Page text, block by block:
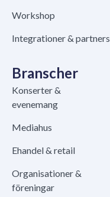
Workshop
Integrationer & partners
Branscher
Konserter &
evenemang
Mediahus
Ehandel & retail
Organisationer &
föreningar